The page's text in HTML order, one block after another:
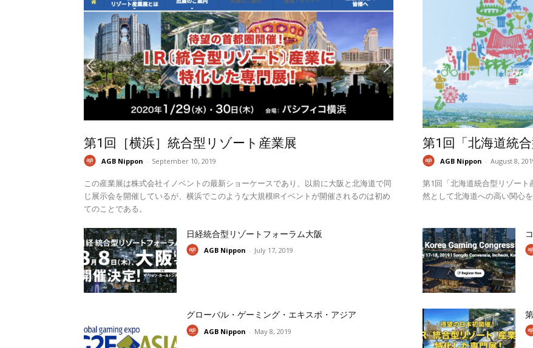
第1回［横浜］統合型リゾート産業展
AGB Nippon - September 10, 2019
この産業展は株式会社イノベントの最新ショーケースであり、以前に大阪と北海道で同
じ展示会を開催しているが、横浜でこのような大規模IRイベントが開催されるのは初め
てのことである。
第1回「北海道統
AGB Nippon - August 8,
第1回「北海道統合型リゾー
然として北海道への高い関心を
日経統合型リゾートフォーラム大阪
AGB Nippon - July 17, 2019
グローバル・ゲーミング・エキスポ・アジア
AGB Nippon - May 8, 2019